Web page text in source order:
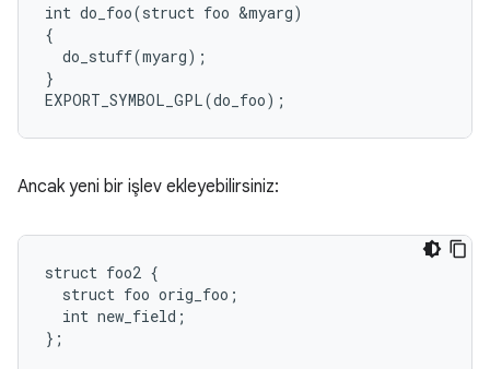
int do_foo(struct foo &myarg)
{
  do_stuff(myarg);
}
Ancak yeni bir işlev ekleyebilirsiniz:
struct foo2 {
  struct foo orig_foo;
  int new_field;
};